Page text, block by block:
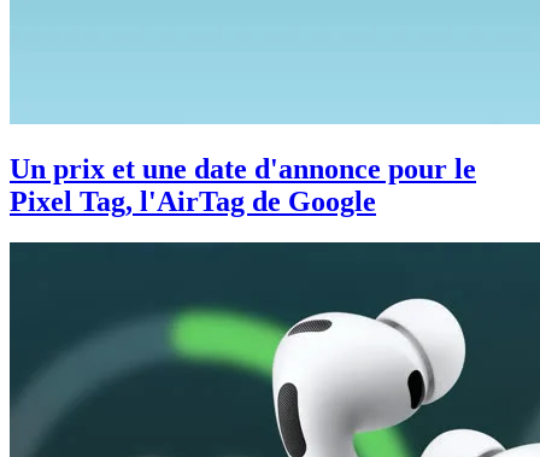
Un prix et une date d'annonce pour le
Pixel Tag, l'AirTag de Google